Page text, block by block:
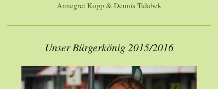
Annegret Kopp & Dennis Tulabek
Unser Bürgerkönig 2015/2016